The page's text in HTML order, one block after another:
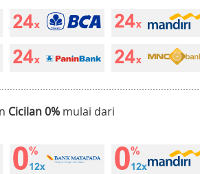
Cicilan 0% mulai dari